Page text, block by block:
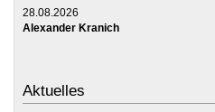
28.08.2026
Alexander Kranich
Aktuelles